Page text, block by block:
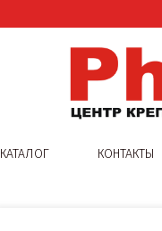
КАТАЛОГ КОНТАКТЫ